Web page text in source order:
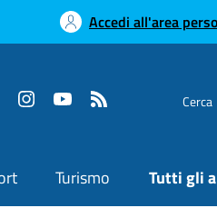
Accedi all'area
Cerca
Turismo Tutti gli